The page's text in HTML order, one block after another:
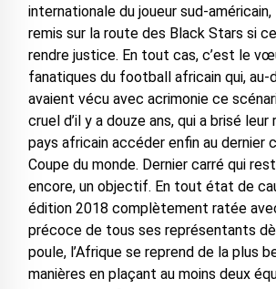
internationale du joueur sud-américain,
remis sur la route des Black Stars si
rendre justice. En tout cas, c’est le
fanatiques du football africain qui, au-
avaient vécu avec acrimonie ce
cruel d’il y a douze ans, qui a brisé leur
pays africain accéder enfin au dernier
Coupe du monde. Dernier carré qui
encore, un objectif. En tout état de
édition 2018 complètement ratée
précoce de tous ses représentants
poule, l’Afrique se reprend de la plus
manières en plaçant au moins deux